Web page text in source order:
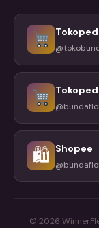
🛍 Shopee
© 2026